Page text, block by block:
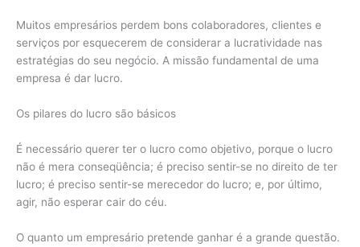
Muitos empresários perdem bons colaboradores, clientes e
serviços por esquecerem de considerar a lucratividade nas
estratégias do seu negócio. A missão fundamental de uma
empresa é dar lucro.
Os pilares do lucro são básicos
É necessário querer ter o lucro como objetivo, porque o lucro
não é mera conseqüência; é preciso sentir-se no direito de ter
lucro; é preciso sentir-se merecedor do lucro; e, por último,
agir, não esperar cair do céu.
O quanto um empresário pretende ganhar é a grande questão.